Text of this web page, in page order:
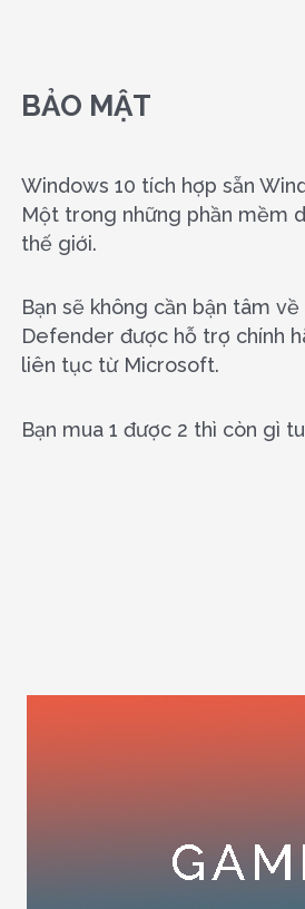
BẢO MẬT
Windows 10 tích hợp sẵn
Một trong những phần mềm
thế giới.
Bạn sẽ không cần bận tâm
Defender được hỗ trợ chính
liên tục từ Microsoft.
Bạn mua 1 được 2 thì còn gì